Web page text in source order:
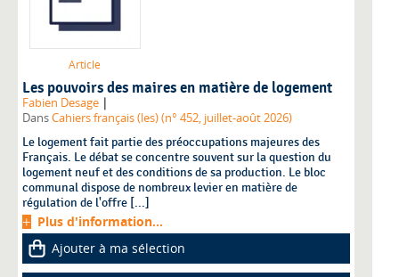
Article
Les pouvoirs des maires en matière de logement
Fabien Desage |
DansCahiers français (les) (n° 452, juillet-août 2026)
Le logement fait partie des préoccupations majeures des
Français. Le débat se concentre souvent sur la question du
logement neuf et des conditions de sa production. Le bloc
communal dispose de nombreux levier en matière de
régulation de l'offre [...]
Plus d'information...
Ajouter à ma sélection